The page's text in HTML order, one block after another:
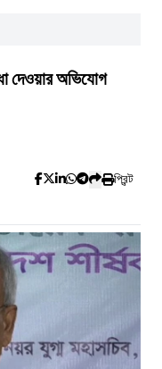
দেওয়ার অভিযোগ
প্রিন্ট